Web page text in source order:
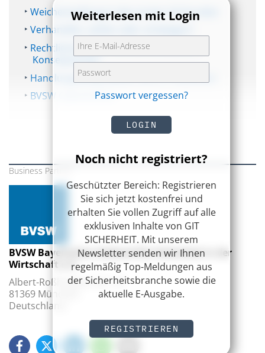
Weichenstellung in den ersten 24 Stunden
Verhandeln, zahlen oder schweigen?
Rechtliche Risiken und wirtschaftliche
Konsequenzen
Handlungsfähig bleiben durch Prävention
BVSW Cyberherbst
Weiterlesen mit Login
Passwort vergessen?
LOGIN
Noch nicht registriert?
Geschützter Bereich: Registrieren
Sie sich jetzt kostenfrei und
erhalten Sie vollen Zugriff auf alle
exklusiven Inhalte von GIT
SICHERHEIT. Mit unserem
Newsletter senden wir Ihnen
regelmäßig Top-Meldungen aus
der Sicherheitsbranche sowie die
aktuelle E-Ausgabe.
REGISTRIEREN
Business Partner
BVSW Bayerischer Verband für Sicherheit in der
Wirtschaft e.V.
Albert-Roßhaupter-Str. 43
81369 München
Deutschland